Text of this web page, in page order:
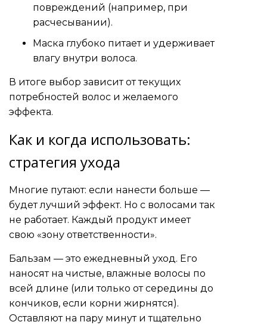
повреждений (например, при
расчесывании).
Маска глубоко питает и удерживает
влагу внутри волоса.
В итоге выбор зависит от текущих
потребностей волос и желаемого
эффекта.
Как и когда использовать:
стратегия ухода
Многие путают: если нанести больше —
будет лучший эффект. Но с волосами так
не работает. Каждый продукт имеет
свою «зону ответственности».
Бальзам — это ежедневный уход. Его
наносят на чистые, влажные волосы по
всей длине (или только от середины до
кончиков, если корни жирнятся).
Оставляют на пару минут и тщательно